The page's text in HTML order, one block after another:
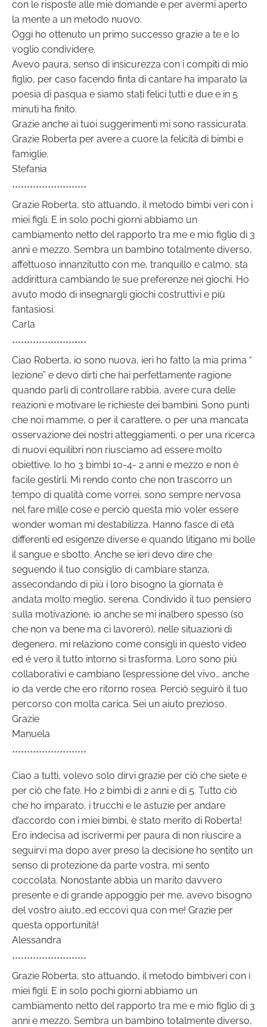
con le risposte alle mie domande e per avermi aperto
la mente a un metodo nuovo.
Oggi ho ottenuto un primo successo grazie a te e lo
voglio condividere.
Avevo paura, senso di insicurezza con i compiti di mio
figlio, per caso facendo finta di cantare ha imparato la
poesia di pasqua e siamo stati felici tutti e due e in 5
minuti ha finito.
Grazie anche ai tuoi suggerimenti mi sono rassicurata.
Grazie Roberta per avere a cuore la felicità di bimbi e
famiglie.
Stefania
*************************
Grazie Roberta, sto attuando, il metodo bimbi veri con i
miei figli. E in solo pochi giorni abbiamo un
cambiamento netto del rapporto tra me e mio figlio di 3
anni e mezzo. Sembra un bambino totalmente diverso,
affettuoso innanzitutto con me, tranquillo e calmo, sta
addirittura cambiando le sue preferenze nei giochi. Ho
avuto modo di insegnargli giochi costruttivi e più
fantasiosi.
Carla
*************************
Ciao Roberta, io sono nuova, ieri ho fatto la mia prima “
lezione” e devo dirti che hai perfettamente ragione
quando parli di controllare rabbia, avere cura delle
reazioni e motivare le richieste dei bambini. Sono punti
che noi mamme, o per il carattere, o per una mancata
osservazione dei nostri atteggiamenti, o per una ricerca
di nuovi equilibri non riusciamo ad essere molto
obiettive. Io ho 3 bimbi 10-4- 2 anni e mezzo e non è
facile gestirli. Mi rendo conto che non trascorro un
tempo di qualità come vorrei, sono sempre nervosa
nel fare mille cose e perciò questa mio voler essere
wonder woman mi destabilizza. Hanno fasce di età
differenti ed esigenze diverse e quando litigano mi bolle
il sangue e sbotto. Anche se ieri devo dire che
seguendo il tuo consiglio di cambiare stanza,
assecondando di più i loro bisogno la giornata è
andata molto meglio, serena. Condivido il tuo pensiero
sulla motivazione, io anche se mi inalbero spesso (so
che non va bene ma ci lavorerò), nelle situazioni di
degenero, mi relaziono come consigli in questo video
ed è vero il tutto intorno si trasforma. Loro sono più
collaborativi e cambiano l’espressione del vivo… anche
io da verde che ero ritorno rosea. Perciò seguirò il tuo
percorso con molta carica. Sei un aiuto prezioso.
Grazie
Manuela
*************************
Ciao a tutti, volevo solo dirvi grazie per ciò che siete e
per ciò che fate. Ho 2 bimbi di 2 anni e di 5. Tutto ciò
che ho imparato, i trucchi e le astuzie per andare
d’accordo con i miei bimbi, è stato merito di Roberta!
Ero indecisa ad iscrivermi per paura di non riuscire a
seguirvi ma dopo aver preso la decisione ho sentito un
senso di protezione da parte vostra, mi sento
coccolata. Nonostante abbia un marito davvero
presente e di grande appoggio per me, avevo bisogno
del vostro aiuto…ed eccovi qua con me! Grazie per
questa opportunità!
Alessandra
*************************
Grazie Roberta, sto attuando, il metodo bimbiveri con i
miei figli. E in solo pochi giorni abbiamo un
cambiamento netto del rapporto tra me e mio figlio di 3
anni e mezzo. Sembra un bambino totalmente diverso,